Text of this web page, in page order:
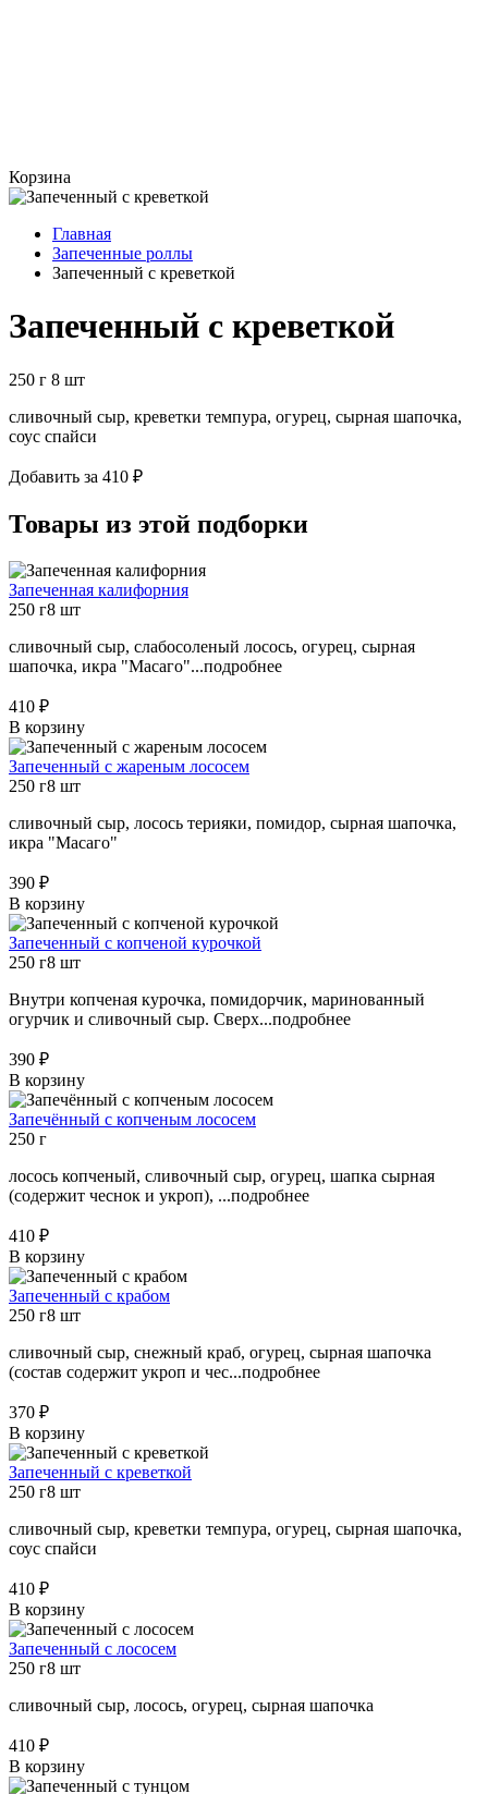
Корзина
Главная
Запеченные роллы
Запеченный с креветкой
Запеченный с креветкой
250 г 8 шт
сливочный сыр, креветки темпура, огурец, сырная шапочка,
соус спайси
Добавить за 410 ₽
Товары из этой подборки
Запеченная калифорния
250 г8 шт
сливочный сыр, слабосоленый лосось, огурец, сырная
шапочка, икра "Масаго"...подробнее
410 ₽
В корзину
Запеченный с жареным лососем
250 г8 шт
сливочный сыр, лосось терияки, помидор, сырная шапочка,
икра "Масаго"
390 ₽
В корзину
Запеченный с копченой курочкой
250 г8 шт
Внутри копченая курочка, помидорчик, маринованный
огурчик и сливочный сыр. Сверх...подробнее
390 ₽
В корзину
Запечённый с копченым лососем
250 г
лосось копченый, сливочный сыр, огурец, шапка сырная
(содержит чеснок и укроп), ...подробнее
410 ₽
В корзину
Запеченный с крабом
250 г8 шт
сливочный сыр, снежный краб, огурец, сырная шапочка
(состав содержит укроп и чес...подробнее
370 ₽
В корзину
Запеченный с креветкой
250 г8 шт
сливочный сыр, креветки темпура, огурец, сырная шапочка,
соус спайси
410 ₽
В корзину
Запеченный с лососем
250 г8 шт
сливочный сыр, лосось, огурец, сырная шапочка
410 ₽
В корзину